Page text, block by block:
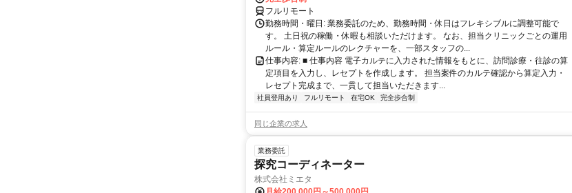
フルリモート
勤務時間・曜日: 業務委託のため、勤務時間・休日はフレキシブルに調整可能で
す。 土日祝の稼働・休暇も相談いただけます。 なお、担当クリニックごとの運用
ルール・算定ルールのレクチャーを、一部スタッフの...
仕事内容: ■ 仕事内容 電子カルテに入力された情報をもとに、訪問診療・往診の算
定項目を入力し、レセプトを作成します。 担当案件のカルテ確認から算定入力・
レセプト完成まで、一貫して担当いただきます...
社員登用あり フルリモート 在宅OK 完全歩合制
同じ企業の求人
業務委託
探究コーディネーター
株式会社ミエタ